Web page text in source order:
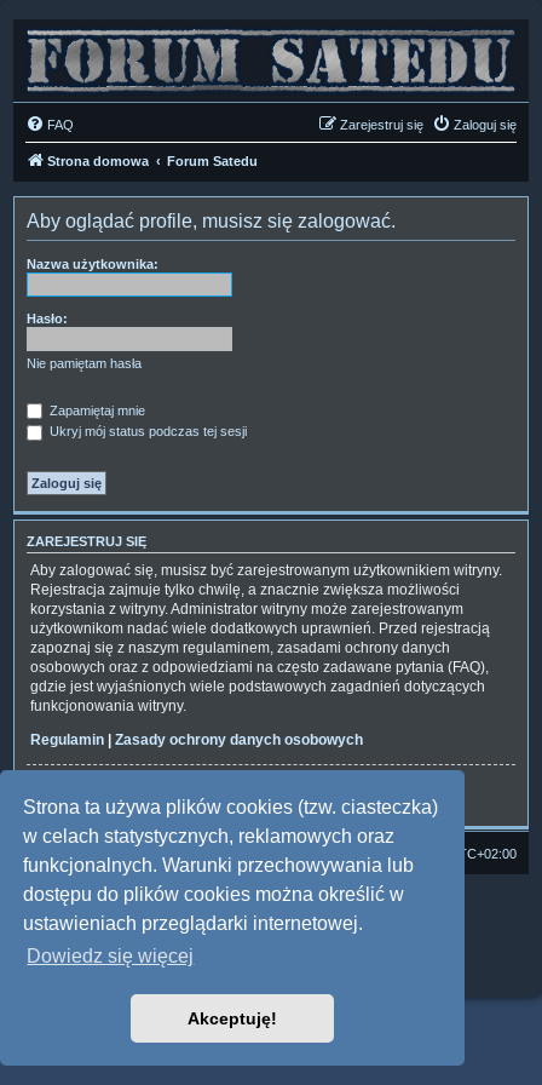
Strona ta używa plików cookies (tzw. ciasteczka)
w celach statystycznych, reklamowych oraz
funkcjonalnych. Warunki przechowywania lub
dostępu do plików cookies można określić w
ustawieniach przeglądarki internetowej.
Dowiedz się więcej
Akceptuję!
FAQ Zaloguj się
Zarejestruj się
Strona domowa Forum Satedu
Aby oglądać profile, musisz się zalogować.
Nazwa użytkownika:
Hasło:
Nie pamiętam hasła
Zapamiętaj mnie
Ukryj mój status podczas tej sesji
ZAREJESTRUJ SIĘ
Aby zalogować się, musisz być zarejestrowanym użytkownikiem witryny.
Rejestracja zajmuje tylko chwilę, a znacznie zwiększa możliwości
korzystania z witryny. Administrator witryny może zarejestrowanym
użytkownikom nadać wiele dodatkowych uprawnień. Przed rejestracją
zapoznaj się z naszym regulaminem, zasadami ochrony danych
osobowych oraz z odpowiedziami na często zadawane pytania (FAQ),
gdzie jest wyjaśnionych wiele podstawowych zagadnień dotyczących
funkcjonowania witryny.
Regulamin | Zasady ochrony danych osobowych
UTC+02:00
Technologię dostarczaphpBB ® Forum Software © phpBB Limited
Polski pakiet językowy dostarczaphpBB.pl
Style: Multi Design by Joyce&Luna
phpBB
Zasady ochrony danych osobowych